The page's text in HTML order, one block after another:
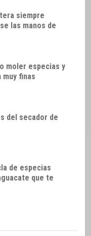
siempre
las manos de
moler especias y
muy finas
del secador de
de especias
que te